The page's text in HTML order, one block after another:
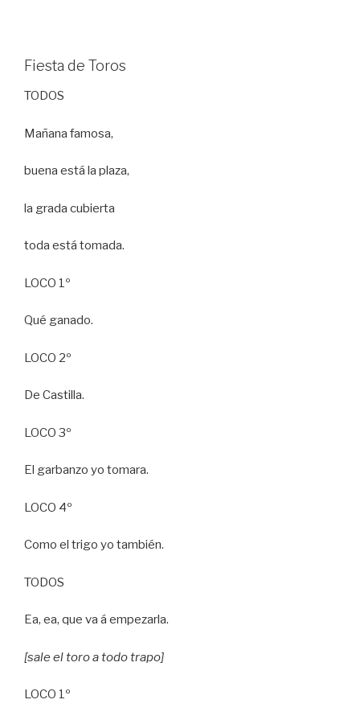
Fiesta de Toros
TODOS
Mañana famosa,
buena está la plaza,
la grada cubierta
toda está tomada.
LOCO 1º
Qué ganado.
LOCO 2º
De Castilla.
LOCO 3º
El garbanzo yo tomara.
LOCO 4º
Como el trigo yo también.
TODOS
Ea, ea, que va á empezarla.
[sale el toro a todo trapo]
LOCO 1º